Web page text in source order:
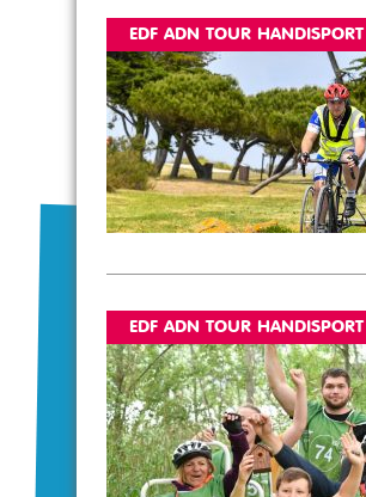
EDF ADN TOUR HANDISPORT
EDF ADN TOUR HANDISPORT